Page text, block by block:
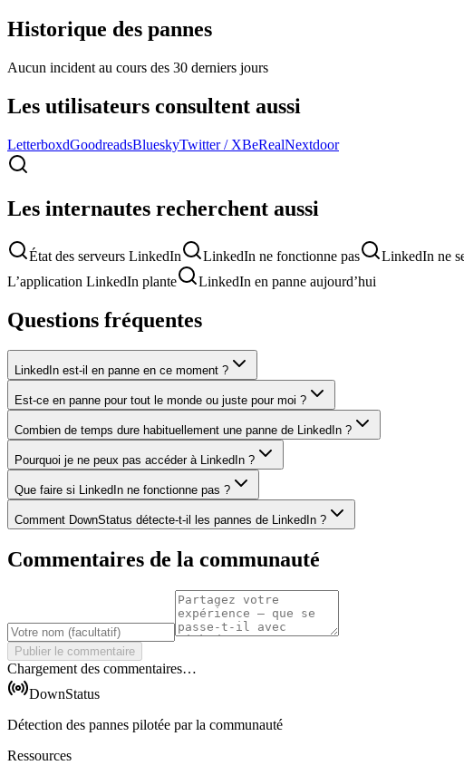
Historique des pannes
Aucun incident au cours des 30 derniers jours
Les utilisateurs consultent aussi
LetterboxdGoodreadsBlueskyTwitter / XBeRealNextdoor
Les internautes recherchent aussi
État des serveurs LinkedIn LinkedIn ne fonctionne pas LinkedIn ne
L’application LinkedIn plante
LinkedIn en panne aujourd’hui
Questions fréquentes
LinkedIn est-il en panne en ce moment ?
Est-ce en panne pour tout le monde ou juste pour moi ?
Combien de temps dure habituellement une panne de LinkedIn ?
Pourquoi je ne peux pas accéder à LinkedIn ?
Que faire si LinkedIn ne fonctionne pas ?
Comment DownStatus détecte-t-il les pannes de LinkedIn ?
Commentaires de la communauté
Publier le commentaire
Chargement des commentaires…
DownStatus
Détection des pannes pilotée par la communauté
Ressources